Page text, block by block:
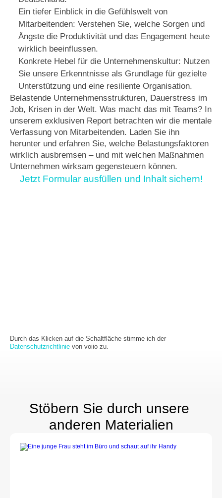
Belastende Unternehmensstrukturen, Dauerstress im
Job, Krisen in der Welt. Was macht das mit Teams? In
unserem exklusiven Report betrachten wir die mentale
Verfassung von Mitarbeitenden. Laden Sie ihn
herunter und erfahren Sie, welche Belastungsfaktoren
wirklich ausbremsen – und mit welchen Maßnahmen
Unternehmen wirksam gegensteuern können.
Ein tiefer Einblick in die Gefühlswelt von
Mitarbeitenden: Verstehen Sie, welche Sorgen und
Ängste die Produktivität und das Engagement heute
wirklich beeinflussen.
Konkrete Hebel für die Unternehmenskultur: Nutzen
Sie unsere Erkenntnisse als Grundlage für gezielte
Unterstützung und eine resiliente Organisation.
Jetzt Formular ausfüllen und Inhalt sichern!
Durch das Klicken auf die Schaltfläche stimme ich der
Datenschutzrichtlinie von voiio zu.
Stöbern Sie durch unsere
anderen Materialien